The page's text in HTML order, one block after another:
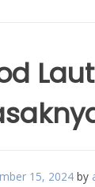
15, 2024 by